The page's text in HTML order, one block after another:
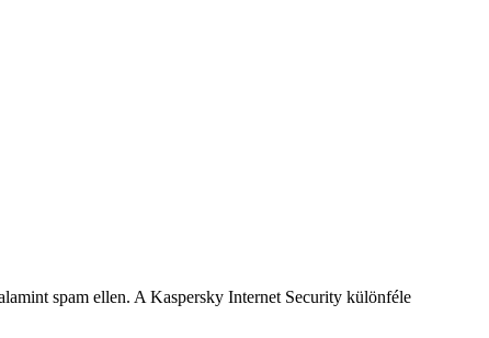
spam ellen. A Kaspersky Internet Security különféle